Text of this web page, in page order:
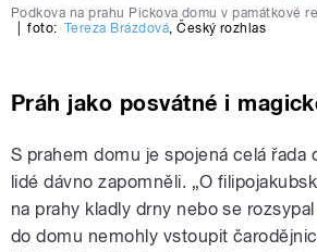
Podkova na prahu Pickova domu v památkové
foto: Tereza Brázdová,Český rozhlas
Práh jako posvátné i
S prahem domu je spojená celá řada
lidé dávno zapomněli. „O
na prahy kladly drny nebo se
do domu nemohly vstoupit